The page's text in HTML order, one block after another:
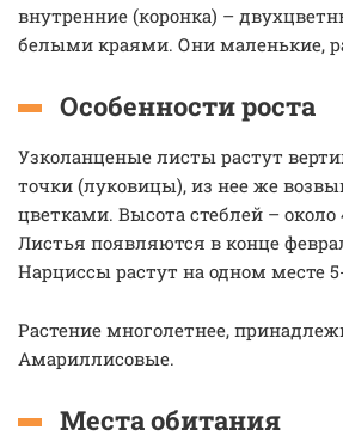
внутренние (коронка) –
белыми краями. Они маленькие,
Особенности роста
Узколанценые листы растут
точки (луковицы), из нее же
цветками. Высота стеблей – около
Листья появляются в конце
Нарциссы растут на одном месте
Растение многолетнее,
Амариллисовые.
Места обитания